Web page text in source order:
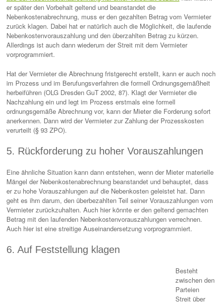
er später den Vorbehalt geltend und beanstandet die
Nebenkostenabrechnung, muss er den gezahlten Betrag vom Vermieter
zurück klagen. Dabei hat er natürlich auch die Möglichkeit, die laufende
Nebenkostenvorauszahlung und den überzahlten Betrag zu kürzen.
Allerdings ist auch dann wiederum der Streit mit dem Vermieter
vorprogrammiert.
Hat der Vermieter die Abrechnung fristgerecht erstellt, kann er auch noch
im Prozess und im Berufungsverfahren die formell Ordnungsgemäßheit
herbeiführen (OLG Dresden GuT 2002, 87). Klagt der Vermieter die
Nachzahlung ein und legt im Prozess erstmals eine formell
ordnungsgemäße Abrechnung vor, kann der Mieter die Forderung sofort
anerkennen. Dann wird der Vermieter zur Zahlung der Prozesskosten
verurteilt (§ 93 ZPO).
5. Rückforderung zu hoher Vorauszahlungen
Eine ähnliche Situation kann dann entstehen, wenn der Mieter materielle
Mängel der Nebenkostenabrechnung beanstandet und behauptet, dass
er zu hohe Vorauszahlungen auf die Nebenkosten geleistet hat. Dann
geht es ihm darum, den überbezahlten Teil seiner Vorauszahlungen vom
Vermieter zurückzuhalten. Auch hier könnte er den geltend gemachten
Betrag mit den laufenden Nebenkostenvorauszahlungen verrechnen.
Auch hier ist eine streitige Auseinandersetzung vorprogrammiert.
6. Auf Feststellung klagen
Besteht
zwischen den
Parteien
Streit über